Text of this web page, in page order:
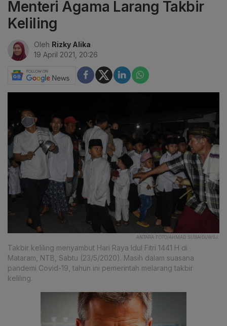
Menteri Agama Larang Takbir
Keliling
Oleh Rizky Alika
19 April 2021, 20:26
ANTARA FOTO/AHMAD SUBAIDI/WSJ.
Takbir keliling menyambut Hari Raya Idul Fitri 1441 H di
Mataram, NTB, Sabtu (23/5/2020). Masih dalam suasana
pandemi Covid-19, tahun ini pemerintah melarang takbir
keliling.